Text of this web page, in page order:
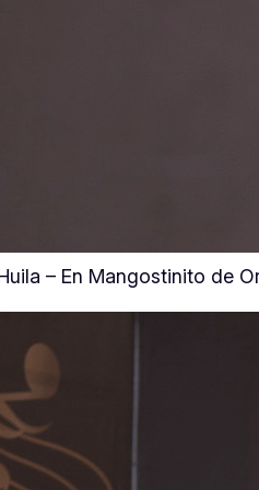
– En Mangostinito de